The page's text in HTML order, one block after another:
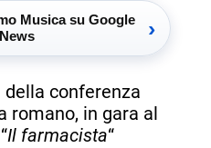
Musica su Google
News
›
conferenza
romano, in gara al
Il farmacista“